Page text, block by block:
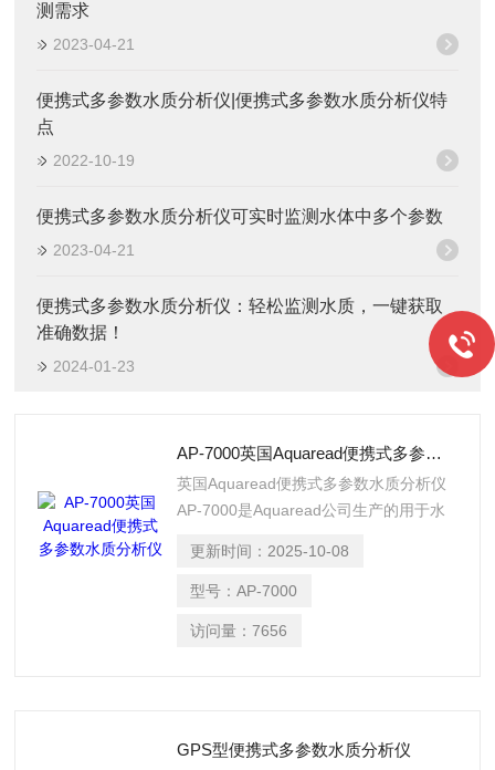
测需求
2023-04-21
便携式多参数水质分析仪|便携式多参数水质分析仪特
点
2022-10-19
便携式多参数水质分析仪可实时监测水体中多个参数
2023-04-21
便携式多参数水质分析仪：轻松监测水质，一键获取
准确数据！
2024-01-23
AP-7000英国Aquaread便携式多参数水质分析仪
英国Aquaread便携式多参数水质分析仪
AP-7000是Aquaread公司生产的用于水
组件和自清扫系统。
更新时间： 2025-10-08
型号：AP-7000
访问量：7656
GPS型便携式多参数水质分析仪